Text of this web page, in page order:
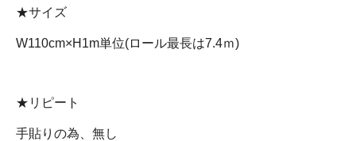
★サイズ
W110cm×H1m単位(ロール最長は7.4ｍ)
★リピート
手貼りの為、無し